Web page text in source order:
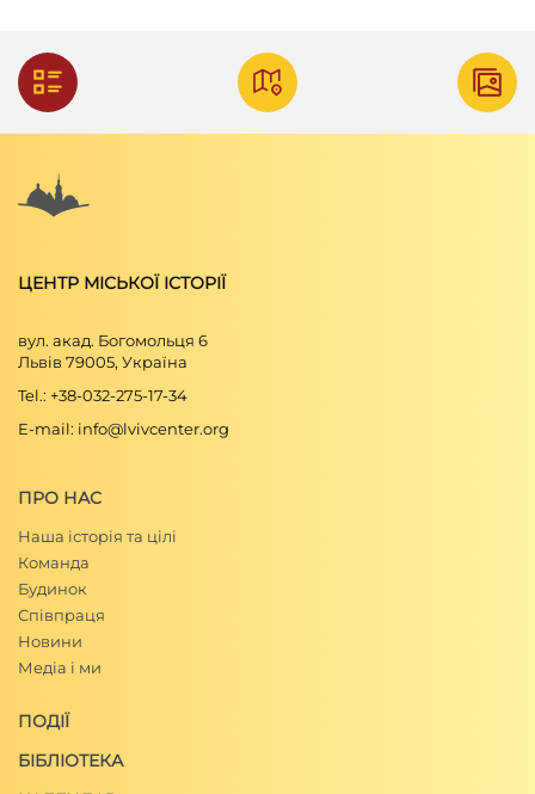
ЦЕНТР МІСЬКОЇ ІСТОРІЇ
вул. акад. Богомольця 6
Львів 79005, Україна
Tel.: +38-032-275-17-34
E-mail: info@lvivcenter.org
ПРО НАС
Наша історія та цілі
Команда
Будинок
Співпраця
Новини
Медіа і ми
ПОДІЇ
БІБЛІОТЕКА